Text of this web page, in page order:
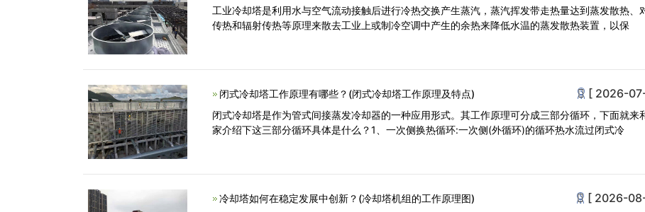
工业冷却塔是利用水与空气流动接触后进行冷热交换产生蒸汽，蒸汽挥发带走热量达到蒸发散热、
传热和辐射传热等原理来散去工业上或制冷空调中产生的余热来降低水温的蒸发散热装置，以保
闭式冷却塔工作原理有哪些？(闭式冷却塔工作原理及特点) [ 2026-
闭式冷却塔是作为管式间接蒸发冷却器的一种应用形式。其工作原理可分成三部分循环，下面就来
家介绍下这三部分循环具体是什么？1、一次侧换热循环:一次侧(外循环)的循环热水流过闭式冷
冷却塔如何在稳定发展中创新？(冷却塔机组的工作原理图) [ 2026-